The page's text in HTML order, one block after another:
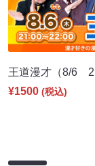
王道漫才（8/6
¥1500 (税込)